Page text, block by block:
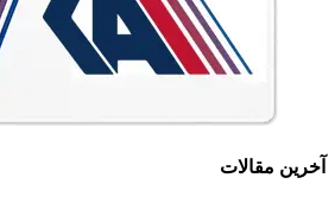
آخرین مقالات